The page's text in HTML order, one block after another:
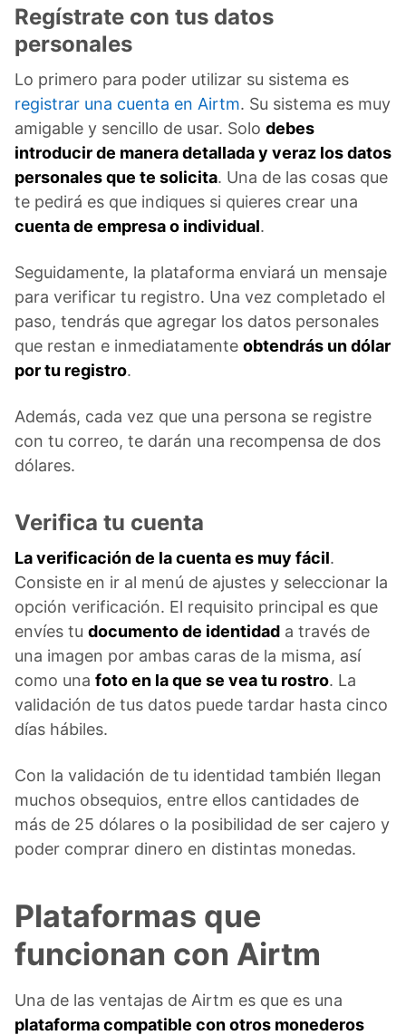
Regístrate con tus datos
personales
Lo primero para poder utilizar su sistema es
registrar una cuenta en Airtm. Su sistema es muy
amigable y sencillo de usar. Solo debes
introducir de manera detallada y veraz los datos
personales que te solicita. Una de las cosas que
te pedirá es que indiques si quieres crear una
cuenta de empresa o individual.
Seguidamente, la plataforma enviará un mensaje
para verificar tu registro. Una vez completado el
paso, tendrás que agregar los datos personales
que restan e inmediatamente obtendrás un dólar
por tu registro.
Además, cada vez que una persona se registre
con tu correo, te darán una recompensa de dos
dólares.
Verifica tu cuenta
La verificación de la cuenta es muy fácil.
Consiste en ir al menú de ajustes y seleccionar la
opción verificación. El requisito principal es que
envíes tu documento de identidad a través de
una imagen por ambas caras de la misma, así
como una foto en la que se vea tu rostro. La
validación de tus datos puede tardar hasta cinco
días hábiles.
Con la validación de tu identidad también llegan
muchos obsequios, entre ellos cantidades de
más de 25 dólares o la posibilidad de ser cajero y
poder comprar dinero en distintas monedas.
Plataformas que
funcionan con Airtm
Una de las ventajas de Airtm es que es una
plataforma compatible con otros monederos